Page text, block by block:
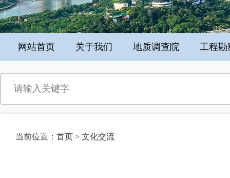
网站首页 关于我们 地质调查院 工程勘
当前位置： 首页 > 文化交流